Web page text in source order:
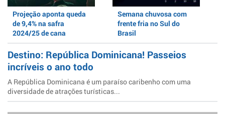
Projeção aponta queda
de 9,4% na safra
2024/25 de cana
Semana chuvosa com
frente fria no Sul do
Brasil
Destino: República Dominicana! Passeios
incríveis o ano todo
A República Dominicana é um paraíso caribenho com uma
diversidade de atrações turísticas...